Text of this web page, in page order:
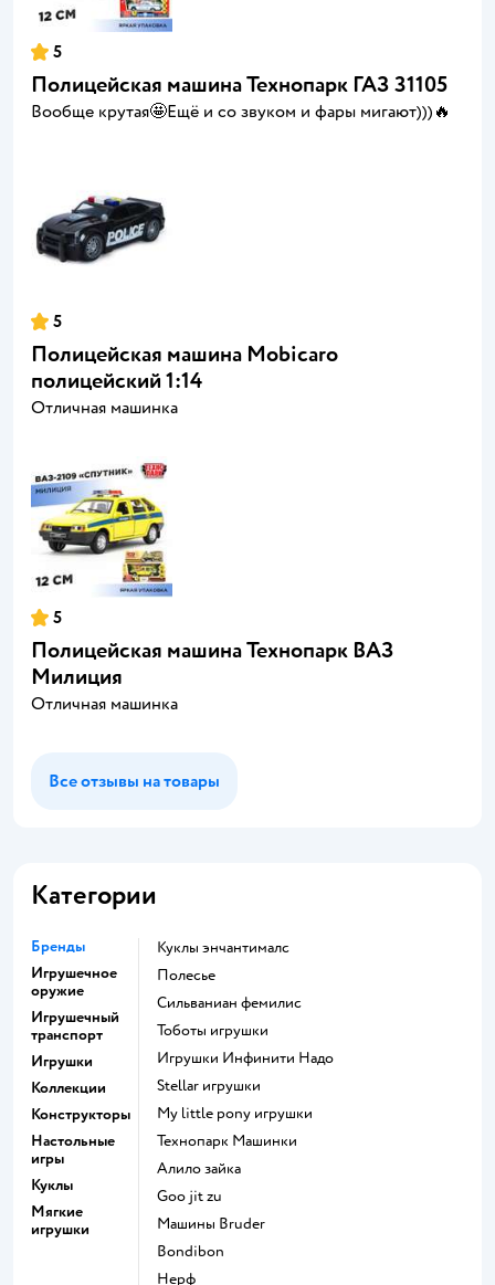
5
Полицейская машина Технопарк ГАЗ 31105
Вообще крутая🤩Ещё и со звуком и фары мигают)))🔥
5
Полицейская машина Mobicaro
полицейский 1:14
Отличная машинка
5
Полицейская машина Технопарк ВАЗ
Милиция
Отличная машинка
Все отзывы на товары
Категории
Бренды
Игрушечное
оружие
Игрушечный
транспорт
Игрушки
Коллекции
Конструкторы
Настольные
игры
Куклы
Мягкие
игрушки
Куклы энчантималс
Полесье
Сильваниан фемилис
Тоботы игрушки
Игрушки Инфинити Надо
Stellar игрушки
my little pony игрушки
Технопарк Машинки
Алило зайка
Goo jit zu
Машины Bruder
Bondibon
Нерф